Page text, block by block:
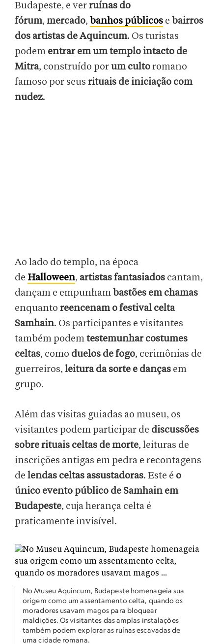
Budapeste, e verruínas do
fórum, mercado, banhos públicos e bairros
dos artistas de Aquincum. Os turistas
podem entrar em um templo intacto de
Mitra, construído porum cultoromano
famoso por seus rituais de iniciação com
nudez.
Ao lado do templo, na época
de Halloween, artistas fantasiados cantam,
dançam e empunham bastões em chamas
enquanto reencenam o festival celta
Samhain. Os participantes e visitantes
também podemtestemunhar costumes
celtas, como duelos de fogo, cerimônias de
guerreiros, leitura da sorte e danças em
grupo.
Além das visitas guiadas ao museu, os
visitantes podem participar de discussões
sobre rituais celtas de morte, leituras de
inscrições antigas em pedra e recontagens
de lendas celtas assustadoras. Este é o
único evento público de Samhain em
Budapeste, cuja herança celta é
praticamente invisível.
No Museu Aquincum, Budapeste homenageia sua
origem como um assentamento celta, quando os
moradores usavam magos para bloquear
maldições. Os visitantes das amplas instalações
também podem explorar as ruínas escavadas de
uma cidade romana.